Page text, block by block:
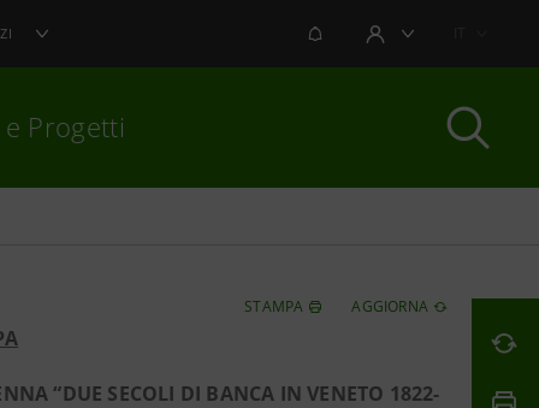
NOTIFICHEAREA UTENTE
e Progetti
STAMPA AGGIORNA
“DUE SECOLI DI BANCA IN VENETO 1822-